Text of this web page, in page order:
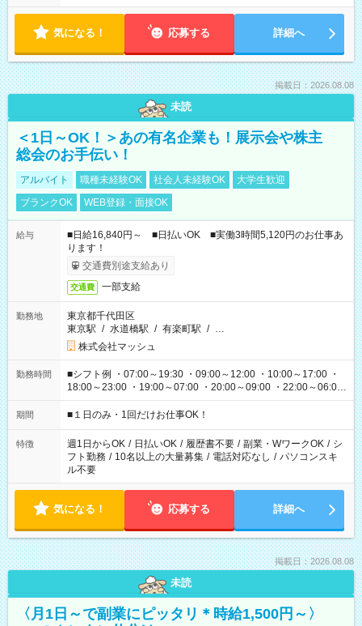
気になる！ 応募する 詳細へ
掲載日：2026.08.08
未読
＜1日～OK！＞あの有名企業も！展示会や株主
総会のお手伝い！
アルバイト 職種未経験OK 社会人未経験OK
大学生歓迎
ブランクOK
WEB登録・面接OK
給与
■日給16,840円～ ■日払いOK ■実働3時間5,120円のお仕事あ
ります！
交通費別途支給あり
交通費 一部支給
勤務地
東京都千代田区
東京駅 / 水道橋駅 / 有楽町駅 / …
株式会社マッシュ
勤務時間
■シフト例 ・07:00～19:30 ・09:00～12:00 ・10:00～17:00 ・
18:00～23:00 ・19:00～07:00 ・20:00～09:00 ・22:00～06:00
etc ★最短で3時間で5,120円のお仕事から 15時間で2万円近く稼
げるお仕事も！ ご希望のお時間に合わせてご紹介！ ※シフトは
ください！
期間 ■１日のみ・1回だけお仕事OK！
特徴 週1日からOK / 日払いOK / 履歴書不要 / 副業・WワークOK / シ
フト勤務 / 10名以上の大量募集 / 電話対応なし / パソコンスキ
ル不要
気になる！ 応募する 詳細へ
掲載日：2026.08.08
未読
〈月1日～で副業にピッタリ＊時給1,500円～〉